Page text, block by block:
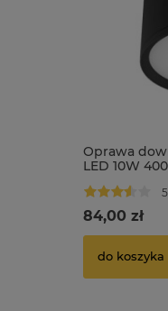
Oprawa
LED 10W
84,00 zł
do koszyka